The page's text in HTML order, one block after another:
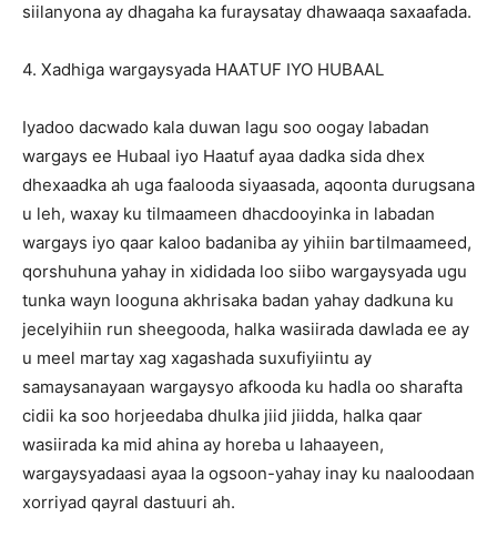
siilanyona ay dhagaha ka furaysatay dhawaaqa saxaafada.
4. Xadhiga wargaysyada HAATUF IYO HUBAAL
Iyadoo dacwado kala duwan lagu soo oogay labadan
wargays ee Hubaal iyo Haatuf ayaa dadka sida dhex
dhexaadka ah uga faalooda siyaasada, aqoonta durugsana
u leh, waxay ku tilmaameen dhacdooyinka in labadan
wargays iyo qaar kaloo badaniba ay yihiin bartilmaameed,
qorshuhuna yahay in xididada loo siibo wargaysyada ugu
tunka wayn looguna akhrisaka badan yahay dadkuna ku
jecelyihiin run sheegooda, halka wasiirada dawlada ee ay
u meel martay xag xagashada suxufiyiintu ay
samaysanayaan wargaysyo afkooda ku hadla oo sharafta
cidii ka soo horjeedaba dhulka jiid jiidda, halka qaar
wasiirada ka mid ahina ay horeba u lahaayeen,
wargaysyadaasi ayaa la ogsoon-yahay inay ku naaloodaan
xorriyad qayral dastuuri ah.